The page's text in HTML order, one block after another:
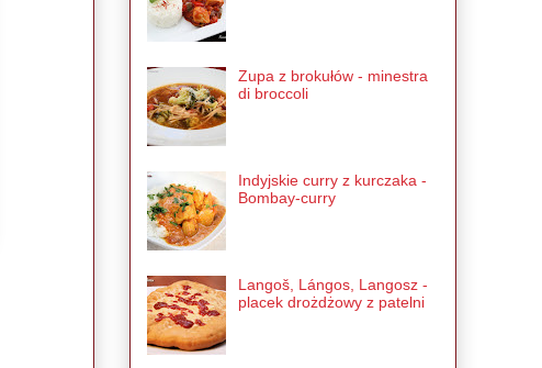
Zupa z brokułów - minestra
di broccoli
Indyjskie curry z kurczaka -
Bombay-curry
Langoš, Lángos, Langosz -
placek drożdżowy z patelni